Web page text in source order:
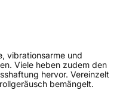
vibrationsarme und
Viele heben zudem den
hervor. Vereinzelt
bemängelt.